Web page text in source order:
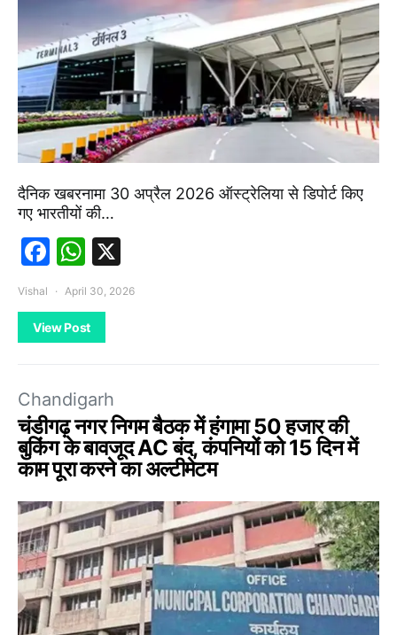
दैनिक खबरनामा 30 अप्रैल 2026 ऑस्ट्रेलिया से डिपोर्ट किए
गए भारतीयों की…
Facebook
WhatsApp
Vishal April 30, 2026
View Post
Chandigarh
चंडीगढ़ नगर निगम बैठक में हंगामा 50 हजार की
बुकिंग के बावजूद AC बंद, कंपनियों को 15 दिन में
काम पूरा करने का अल्टीमेटम